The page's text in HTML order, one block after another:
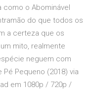
como o Abominável
do que todos os
a certeza que os
mito, realmente
neguem com
Pé Pequeno (2018) via
em 1080p / 720p /